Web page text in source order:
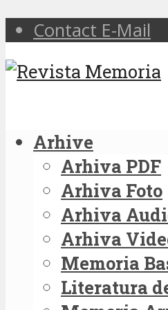
Contact E-Mail
Arhive
Arhiva PDF
Arhiva Foto
Arhiva
Arhiva
Memoria
Literatura